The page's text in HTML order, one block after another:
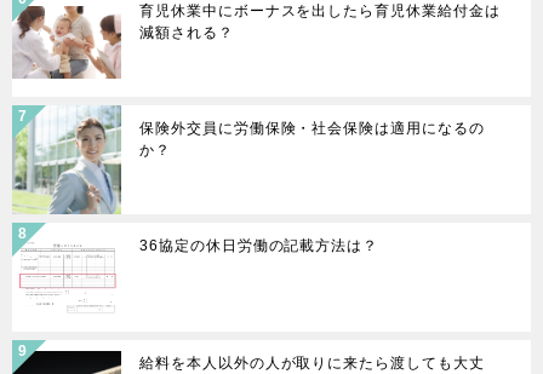
育児休業中にボーナスを出したら育児休業給付金は
減額される？
保険外交員に労働保険・社会保険は適用になるの
か？
36協定の休日労働の記載方法は？
給料を本人以外の人が取りに来たら渡しても大丈